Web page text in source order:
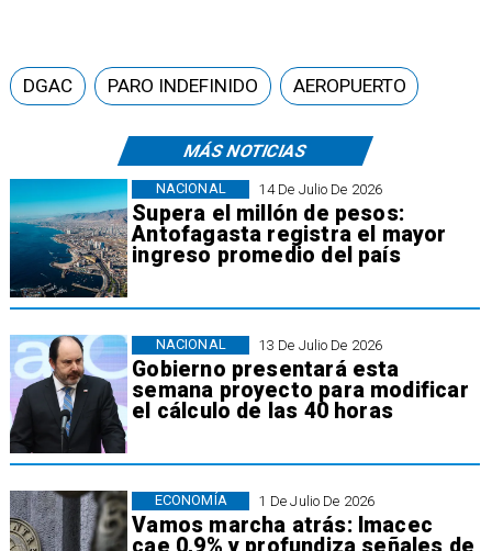
MÁS NOTICIAS
14 De Julio De 2026
Supera el millón de pesos:
Antofagasta registra el mayor
ingreso promedio del país
NACIONAL
13 De Julio De 2026
Gobierno presentará esta
semana proyecto para modificar
el cálculo de las 40 horas
NACIONAL
1 De Julio De 2026
Vamos marcha atrás: Imacec
ECONOMÍA
DGAC PARO INDEFINIDO AEROPUERTO